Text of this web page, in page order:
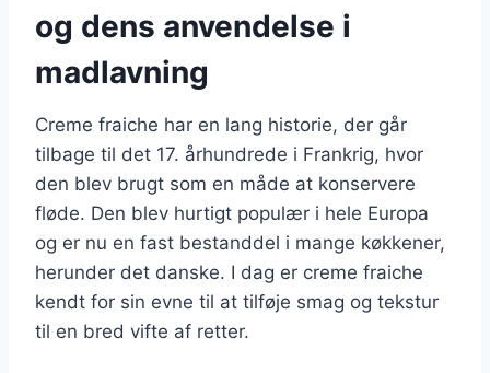
og dens anvendelse i
madlavning
Creme fraiche har en lang historie, der går
tilbage til det 17. århundrede i Frankrig, hvor
den blev brugt som en måde at konservere
fløde. Den blev hurtigt populær i hele Europa
og er nu en fast bestanddel i mange køkkener,
herunder det danske. I dag er creme fraiche
kendt for sin evne til at tilføje smag og tekstur
til en bred vifte af retter.